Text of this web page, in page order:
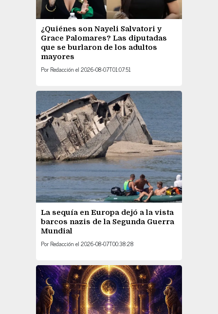
¿Quiénes son Nayeli Salvatori y
Grace Palomares? Las diputadas
que se burlaron de los adultos
mayores
Por Redacción el 2026-08-07T01:07:51
La sequía en Europa dejó a la vista
barcos nazis de la Segunda Guerra
Mundial
Por Redacción el 2026-08-07T00:38:28